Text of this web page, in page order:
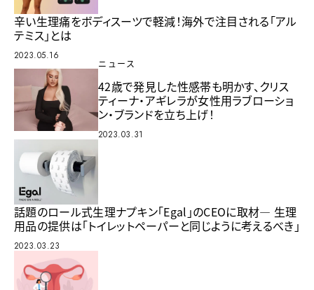
辛い生理痛をボディスーツで軽減！海外で注目される「アル
テミス」とは
2023.05.16
ニュース
42歳で発見した性感帯も明かす、クリス
ティーナ・アギレラが女性用ラブローショ
ン・ブランドを立ち上げ！
2023.03.31
話題のロール式生理ナプキン「Egal」のCEOに取材― 生理
用品の提供は「トイレットペーパーと同じように考えるべき」
2023.03.23